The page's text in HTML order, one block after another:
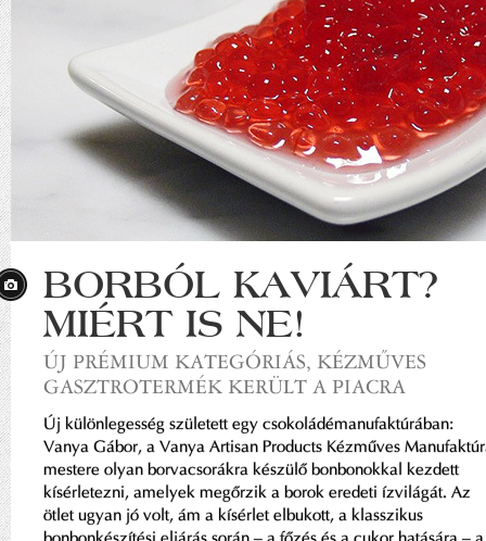
BORBÓL KAVIÁRT?
MIÉRT IS NE!
ÚJ PRÉMIUM KATEGÓRIÁS, KÉZMŰVES
GASZTROTERMÉK KERÜLT A PIACRA
Új különlegesség született egy csokoládémanufaktúrában:
Vanya Gábor, a Vanya Artisan Products Kézműves
mestere olyan borvacsorákra készülő bonbonokkal kezdett
kísérletezni, amelyek megőrzik a borok eredeti ízvilágát. Az
ötlet ugyan jó volt, ám a kísérlet elbukott, a klasszikus